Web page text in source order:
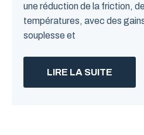
une réduction de la friction,
températures, avec des
souplesse et
LIRE LA SUITE